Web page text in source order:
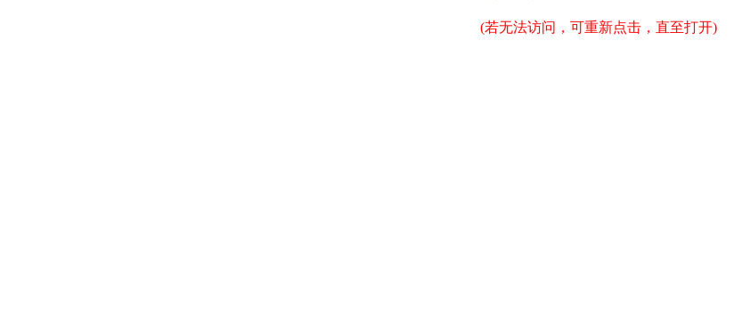
(若无法访问，可重新点击，直至打开)